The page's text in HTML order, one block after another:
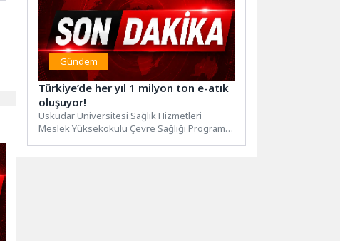
Gündem
Türkiye’de her yıl 1 milyon ton e-atık
oluşuyor!
Üsküdar Üniversitesi Sağlık Hizmetleri
Meslek Yüksekokulu Çevre Sağlığı Programı